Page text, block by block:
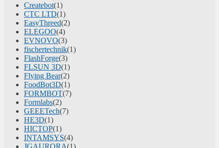
Createbot(1)
CTC LTD(1)
EasyThreed(2)
ELEGOO(4)
EVNOVO(3)
fischertechnik(1)
FlashForge(3)
FLSUN 3D(1)
Flying Bear(2)
FoodBot3D(1)
FORMBOT(7)
Formlabs(2)
GEEETech(7)
HE3D(1)
HICTOP(1)
INTAMSYS(4)